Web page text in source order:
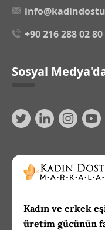
+90 216 288 02 80
Sosyal
Kadın ve erkek
üretim gücünün